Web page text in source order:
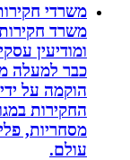
משרדי חקירות
משרד חקירות
ומודיעין עסקי,
כבר למעלה
הוקמה על ידי
החקירות במגוון
מסחריות,
עולם.